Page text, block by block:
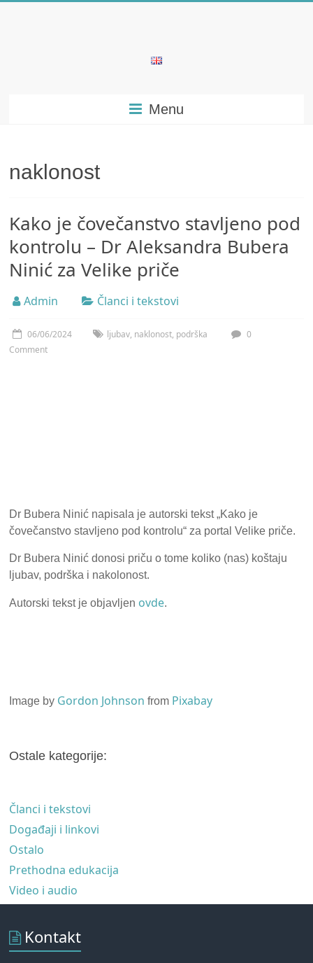
psihijatrije
Menu
naklonost
Kako je čovečanstvo stavljeno pod
kontrolu – Dr Aleksandra Bubera
Ninić za Velike priče
Admin Članci i tekstovi
06/06/2024 ljubav, naklonost, podrška
0
Comment
Dr Bubera Ninić napisala je autorski tekst „Kako je
čovečanstvo stavljeno pod kontrolu“ za portal Velike priče.
Dr Bubera Ninić donosi priču o tome koliko (nas) koštaju
ljubav, podrška i nakolonost.
Autorski tekst je objavljen ovde.
Image by Gordon Johnson from Pixabay
Ostale kategorije:
Članci i tekstovi
Događaji i linkovi
Ostalo
Prethodna edukacija
Video i audio
Kontakt